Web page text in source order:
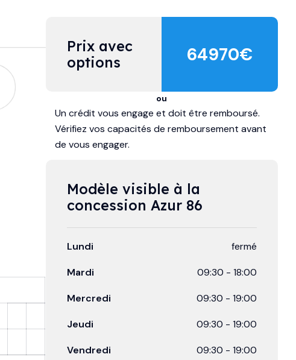
Prix avec
options
64970€
ou
Un crédit vous engage et doit être remboursé.
Vérifiez vos capacités de remboursement avant
de vous engager.
Modèle visible à la
concession Azur 86
Lundi fermé
Mardi 09:30 - 18:00
Mercredi 09:30 - 19:00
Jeudi 09:30 - 19:00
Vendredi 09:30 - 19:00